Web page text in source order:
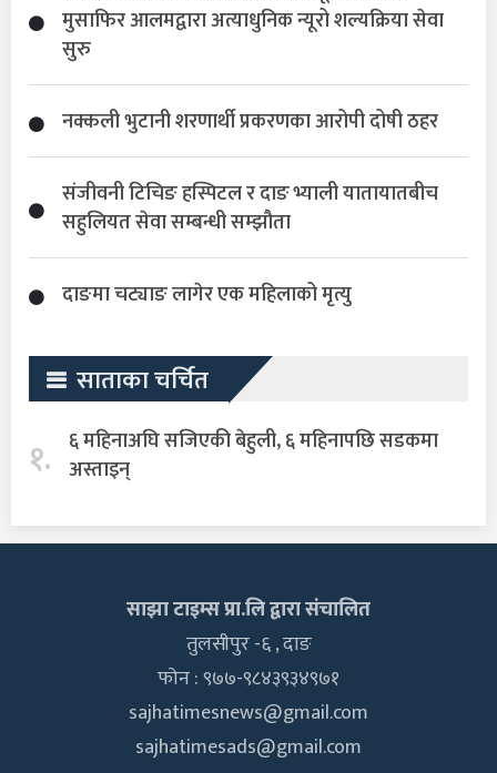
मुसाफिर आलमद्वारा अत्याधुनिक न्यूरो शल्यक्रिया सेवा
सुरु
नक्कली भुटानी शरणार्थी प्रकरणका आरोपी दोषी ठहर
संजीवनी टिचिङ हस्पिटल र दाङ भ्याली यातायातबीच
सहुलियत सेवा सम्बन्धी सम्झौता
दाङमा चट्याङ लागेर एक महिलाको मृत्यु
साताका चर्चित
१. ६ महिनाअघि सजिएकी बेहुली, ६ महिनापछि सडकमा
अस्ताइन्
साझा टाइम्स प्रा.लि द्वारा संचालित
तुलसीपुर -६ , दाङ
फोन : ९७७-९८४३९३४९७१
sajhatimesnews@gmail.com
sajhatimesads@gmail.com